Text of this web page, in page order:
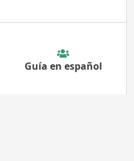
Guía en español